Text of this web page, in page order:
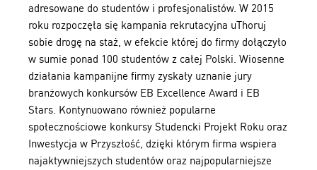
adresowane do studentów i profesjonalistów. W 2015
roku rozpoczęła się kampania rekrutacyjna uThoruj
sobie drogę na staż, w efekcie której do firmy dołączyło
w sumie ponad 100 studentów z całej Polski. Wiosenne
działania kampanijne firmy zyskały uznanie jury
branżowych konkursów EB Excellence Award i EB
Stars. Kontynuowano również popularne
społecznościowe konkursy Studencki Projekt Roku oraz
Inwestycja w Przyszłość, dzięki którym firma wspiera
najaktywniejszych studentów oraz najpopularniejsze